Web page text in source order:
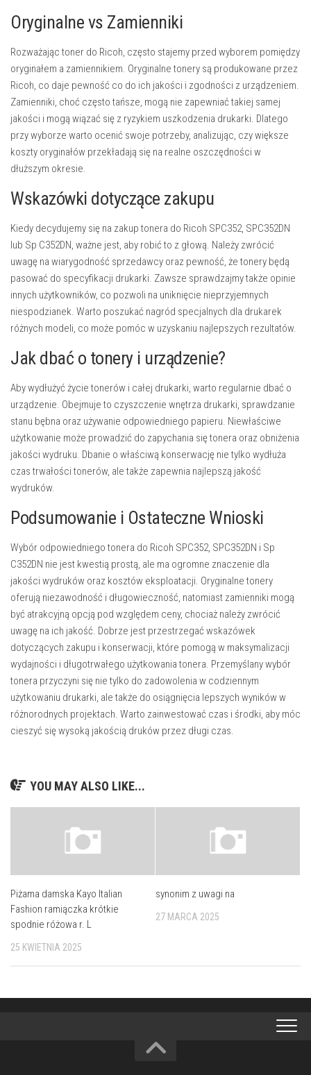
Oryginalne vs Zamienniki
Rozważając toner do Ricoh, często stajemy przed wyborem pomiędzy
oryginałem a zamiennikiem. Oryginalne tonery są produkowane przez
Ricoh, co daje pewność co do ich jakości i zgodności z urządzeniem.
Zamienniki, choć często tańsze, mogą nie zapewniać takiej samej
jakości i mogą wiązać się z ryzykiem uszkodzenia drukarki. Dlatego
przy wyborze warto ocenić swoje potrzeby, analizując, czy większe
koszty oryginałów przekładają się na realne oszczędności w
dłuższym okresie.
Wskazówki dotyczące zakupu
Kiedy decydujemy się na zakup tonera do Ricoh SPC352, SPC352DN
lub Sp C352DN, ważne jest, aby robić to z głową. Należy zwrócić
uwagę na wiarygodność sprzedawcy oraz pewność, że tonery będą
pasować do specyfikacji drukarki. Zawsze sprawdzajmy także opinie
innych użytkowników, co pozwoli na uniknięcie nieprzyjemnych
niespodzianek. Warto poszukać nagród specjalnych dla drukarek
różnych modeli, co może pomóc w uzyskaniu najlepszych rezultatów.
Jak dbać o tonery i urządzenie?
Aby wydłużyć życie tonerów i całej drukarki, warto regularnie dbać o
urządzenie. Obejmuje to czyszczenie wnętrza drukarki, sprawdzanie
stanu bębna oraz używanie odpowiedniego papieru. Niewłaściwe
użytkowanie może prowadzić do zapychania się tonera oraz obniżenia
jakości wydruku. Dbanie o właściwą konserwację nie tylko wydłuża
czas trwałości tonerów, ale także zapewnia najlepszą jakość
wydruków.
Podsumowanie i Ostateczne Wnioski
Wybór odpowiedniego tonera do Ricoh SPC352, SPC352DN i Sp
C352DN nie jest kwestią prostą, ale ma ogromne znaczenie dla
jakości wydruków oraz kosztów eksploatacji. Oryginalne tonery
oferują niezawodność i długowieczność, natomiast zamienniki mogą
być atrakcyjną opcją pod względem ceny, chociaż należy zwrócić
uwagę na ich jakość. Dobrze jest przestrzegać wskazówek
dotyczących zakupu i konserwacji, które pomogą w maksymalizacji
wydajności i długotrwałego użytkowania tonera. Przemyślany wybór
tonera przyczyni się nie tylko do zadowolenia w codziennym
użytkowaniu drukarki, ale także do osiągnięcia lepszych wyników w
różnorodnych projektach. Warto zainwestować czas i środki, aby móc
cieszyć się wysoką jakością druków przez długi czas.
YOU MAY ALSO LIKE...
Piżama damska Kayo Italian
Fashion ramiączka krótkie
spodnie różowa r. L
25 KWIETNIA 2025
synonim z uwagi na
27 MARCA 2025